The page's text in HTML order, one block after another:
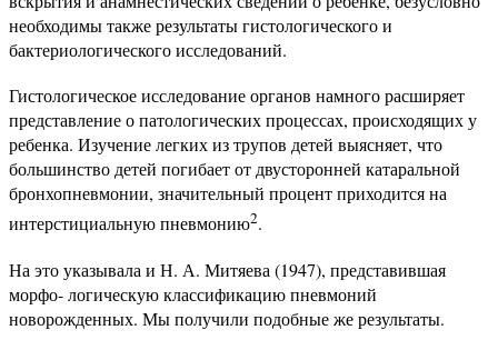
необходимы также результаты гистологического и
бактериологического исследований.
Гистологическое исследование органов намного расширяет
представление о патологических процессах, происходящих у
ребенка. Изучение легких из трупов детей выясняет, что
большинство детей погибает от двусторонней катаральной
бронхопневмонии, значительный процент приходится на
интерстициальную пневмонию2.
На это указывала и Н. А. Митяева (1947), представившая
морфо- логическую классификацию пневмоний
новорожденных. Мы получили подобные же результаты.